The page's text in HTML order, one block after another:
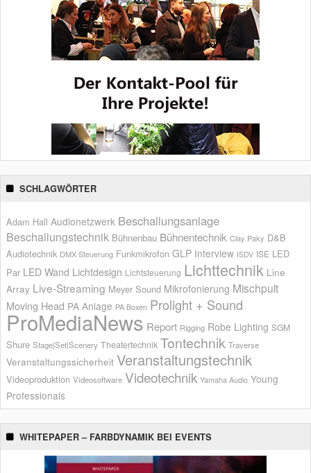
SCHLAGWÖRTER
Adam Hall Audionetzwerk Beschallungsanlage
Beschallungstechnik Bühnenbau Bühnentechnik Clay Paky D&B
Audiotechnik DMX Steuerung Funkmikrofon GLP Interview ISDV ISE LED
Par LED Wand Lichtdesign Lichtsteuerung Lichttechnik Line
Array Live-Streaming Meyer Sound Mikrofonierung Mischpult
Moving Head PA Anlage PA Boxen Prolight + Sound
ProMediaNews Report Rigging Robe Lighting SGM
Shure Stage|Set|Scenery Theatertechnik Tontechnik Traverse
Veranstaltungssicherheit Veranstaltungstechnik
Videoproduktion Videosoftware Videotechnik Yamaha Audio Young
Professionals
WHITEPAPER – FARBDYNAMIK BEI EVENTS